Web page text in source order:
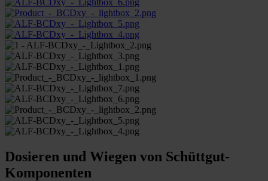
Dosieren und Wiegen von Schüttgut-
Komponenten